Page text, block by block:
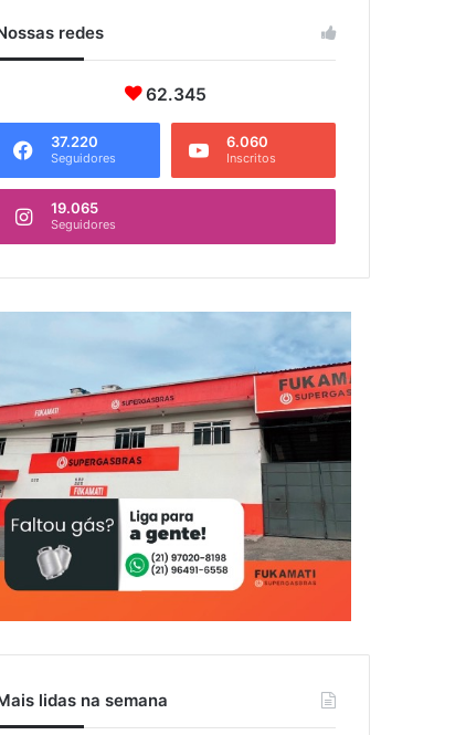
redes
62.345
37.220
Seguidores
6.060
Inscritos
19.065
Seguidores
lidas na semana